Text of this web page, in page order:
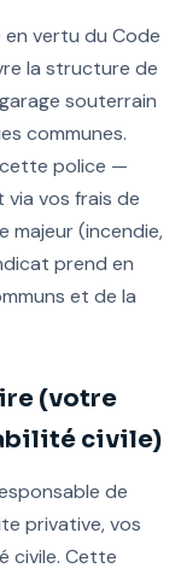
vertu du Code
la structure de
souterrain
communes.
cette police —
vos frais de
majeur (incendie,
prend en
et de la
(votre
civile)
de
privative, vos
civile. Cette